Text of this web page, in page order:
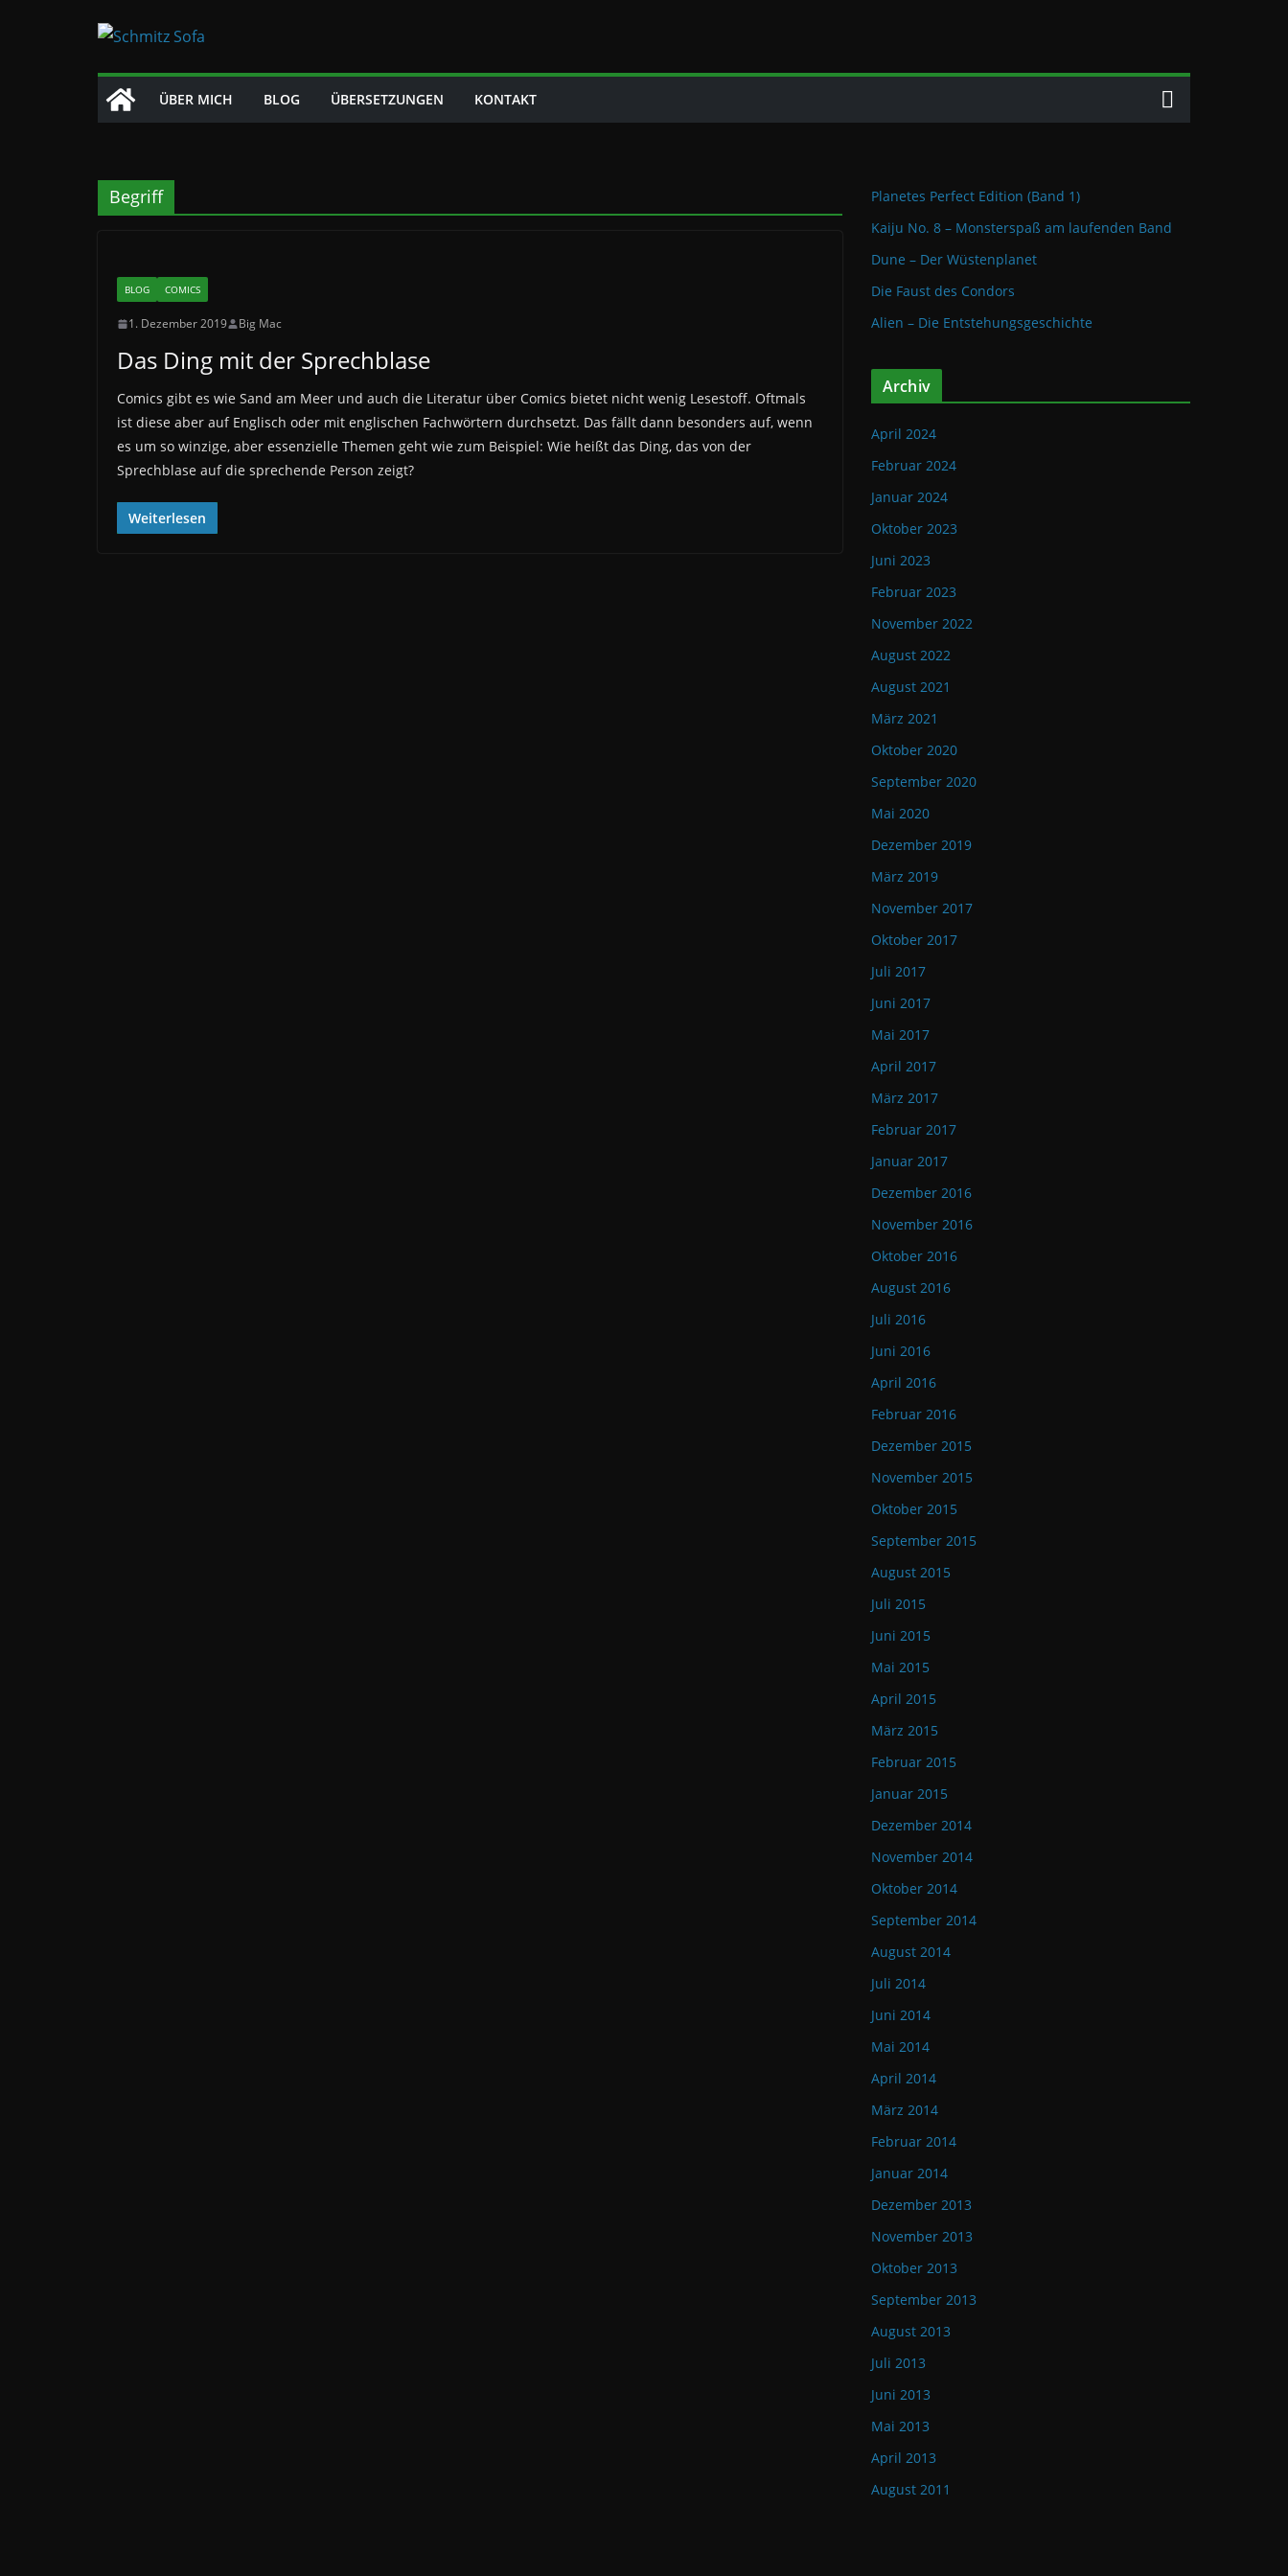
ÜBER MICH BLOG ÜBERSETZUNGEN KONTAKT
Begriff
BLOG COMICS
1. Dezember 2019 Big Mac
Das Ding mit der Sprechblase
Comics gibt es wie Sand am Meer und auch die Literatur über Comics bietet nicht wenig Lesestoff. Oftmals
ist diese aber auf Englisch oder mit englischen Fachwörtern durchsetzt. Das fällt dann besonders auf, wenn
es um so winzige, aber essenzielle Themen geht wie zum Beispiel: Wie heißt das Ding, das von der
Sprechblase auf die sprechende Person zeigt?
Weiterlesen
Planetes Perfect Edition (Band 1)
Kaiju No. 8 – Monsterspaß am laufenden Band
Dune – Der Wüstenplanet
Die Faust des Condors
Alien – Die Entstehungsgeschichte
Archiv
April 2024
Februar 2024
Januar 2024
Oktober 2023
Juni 2023
Februar 2023
November 2022
August 2022
August 2021
März 2021
Oktober 2020
September 2020
Mai 2020
Dezember 2019
März 2019
November 2017
Oktober 2017
Juli 2017
Juni 2017
Mai 2017
April 2017
März 2017
Februar 2017
Januar 2017
Dezember 2016
November 2016
Oktober 2016
August 2016
Juli 2016
Juni 2016
April 2016
Februar 2016
Dezember 2015
November 2015
Oktober 2015
September 2015
August 2015
Juli 2015
Juni 2015
Mai 2015
April 2015
März 2015
Februar 2015
Januar 2015
Dezember 2014
November 2014
Oktober 2014
September 2014
August 2014
Juli 2014
Juni 2014
Mai 2014
April 2014
März 2014
Februar 2014
Januar 2014
Dezember 2013
November 2013
Oktober 2013
September 2013
August 2013
Juli 2013
Juni 2013
Mai 2013
April 2013
August 2011